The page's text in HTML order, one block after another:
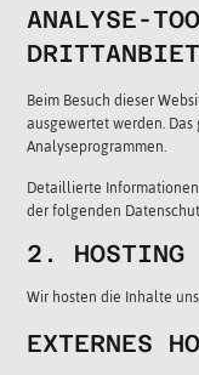
ANALYSE-
Beim Besuch dieser
ausgewertet werden.
Analyseprogrammen.
Detaillierte
der folgenden
2. HOSTING
Wir hosten die Inhalte
EXTERNES